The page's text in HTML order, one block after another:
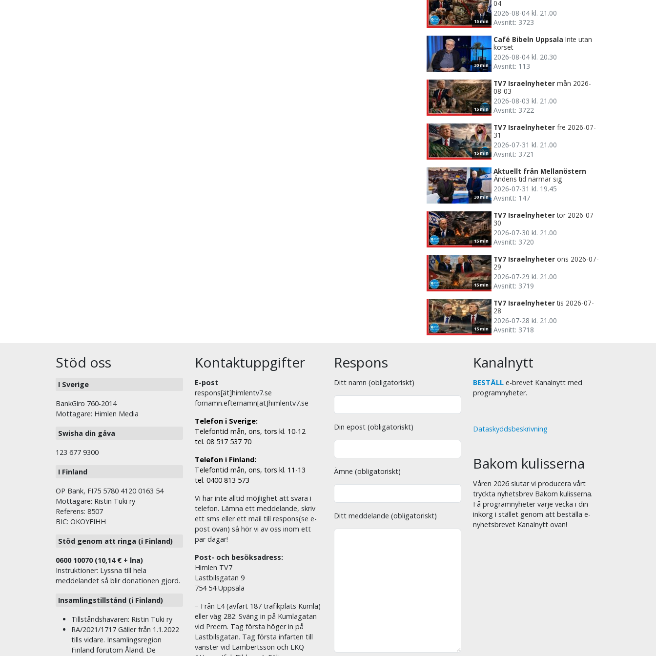
15 min
04
2026-08-04 kl. 21.00
Avsnitt: 3723
30 min
Café Bibeln Uppsala Inte utan
korset
2026-08-04 kl. 20.30
Avsnitt: 113
15 min
TV7 Israelnyheter mån 2026-
08-03
2026-08-03 kl. 21.00
Avsnitt: 3722
15 min
TV7 Israelnyheter fre 2026-07-
31
2026-07-31 kl. 21.00
Avsnitt: 3721
30 min
Aktuellt från Mellanöstern
Ändens tid närmar sig
2026-07-31 kl. 19.45
Avsnitt: 147
15 min
TV7 Israelnyheter tor 2026-07-
30
2026-07-30 kl. 21.00
Avsnitt: 3720
15 min
TV7 Israelnyheter ons 2026-07-
29
2026-07-29 kl. 21.00
Avsnitt: 3719
15 min
TV7 Israelnyheter tis 2026-07-
28
2026-07-28 kl. 21.00
Avsnitt: 3718
Stöd oss
I Sverige
BankGiro 760-2014
Mottagare: Himlen Media
Swisha din gåva
123 677 9300
I Finland
OP Bank, FI75 5780 4120 0163 54
Mottagare: Ristin Tuki ry
Referens: 8507
BIC: OKOYFIHH
Stöd genom att ringa (i Finland)
0600 10070 (10,14 € + lna)
Instruktioner: Lyssna till hela
meddelandet så blir donationen gjord.
Insamlingstillstånd (i Finland)
Tillståndshavaren: Ristin Tuki ry
RA/2021/1717 Gäller från 1.1.2022
tills vidare. Insamlingsregion
Finland förutom Åland. De
Kontaktuppgifter
E-post
respons[ät]himlentv7.se
fornamn.efternamn[ät]himlentv7.se
Telefon i Sverige:
Telefontid mån, ons, tors kl. 10-12
tel. 08 517 537 70
Telefon i Finland:
Telefontid mån, ons, tors kl. 11-13
tel. 0400 813 573
Vi har inte alltid möjlighet att svara i
telefon. Lämna ett meddelande, skriv
ett sms eller ett mail till respons(se e-
post ovan) så hör vi av oss inom ett
par dagar!
Post- och besöksadress:
Himlen TV7
Lastbilsgatan 9
754 54 Uppsala
– Från E4 (avfart 187 trafikplats Kumla)
eller väg 282: Sväng in på Kumlagatan
vid Preem. Tag första höger in på
Lastbilsgatan. Tag första infarten till
vänster vid Lambertsson och LKQ
Respons
Ditt namn (obligatoriskt)
Din epost (obligatoriskt)
Ämne (obligatoriskt)
Ditt meddelande (obligatoriskt)
Kanalnytt
BESTÄLL e-brevet Kanalnytt med
programnyheter.
Dataskyddsbeskrivning
Bakom kulisserna
Våren 2026 slutar vi producera vårt
tryckta nyhetsbrev Bakom kulisserna.
Få programnyheter varje vecka i din
inkorg i stället genom att beställa e-
nyhetsbrevet Kanalnytt ovan!